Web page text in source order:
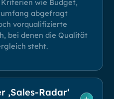
wie Budget,
abgefragt
vorqualifizierte
bei denen die Qualität
steht.
‚Sales-Radar‘